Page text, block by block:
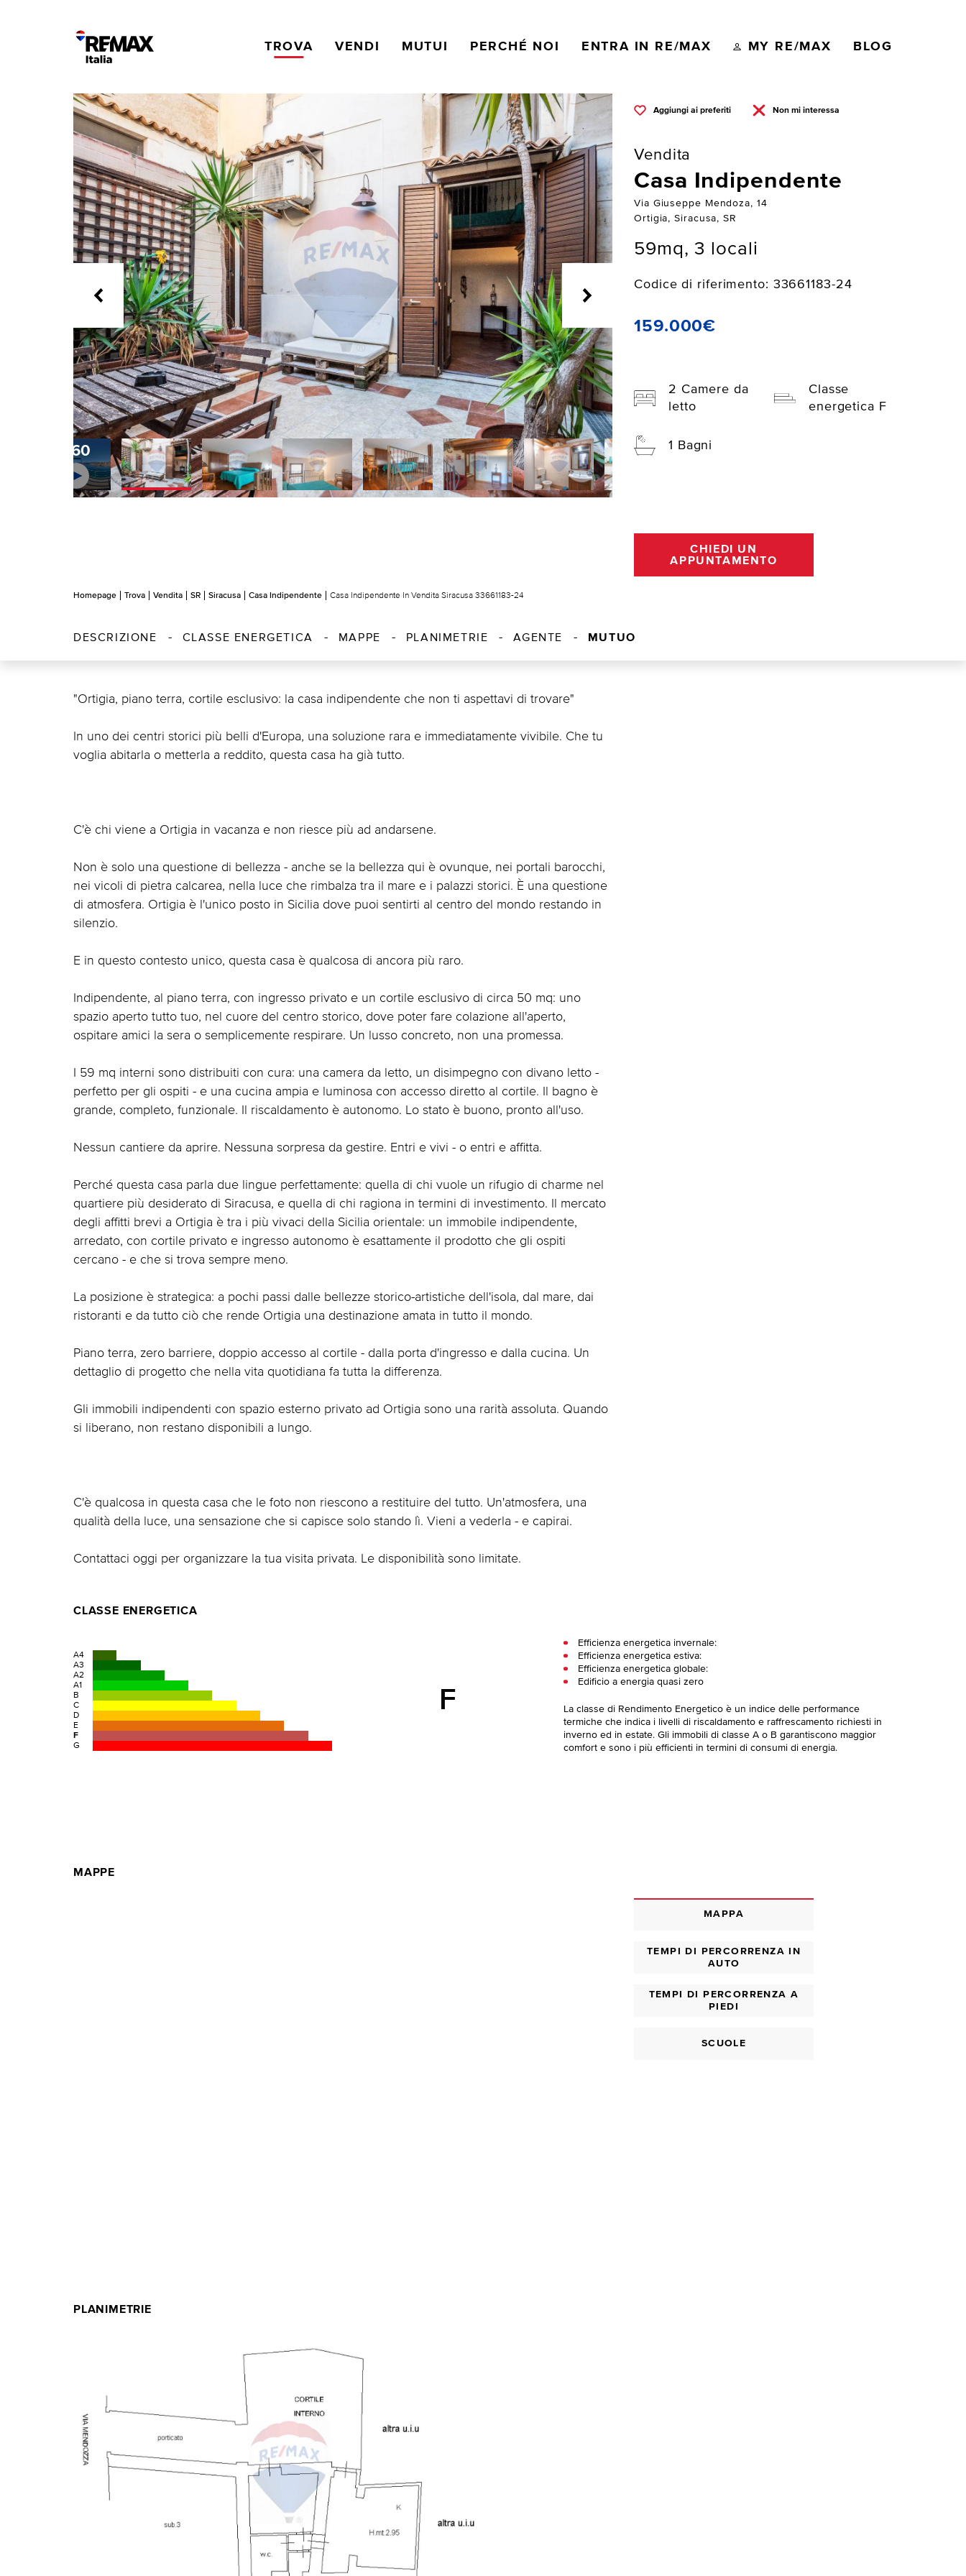
TROVA VENDI MUTUI PERCHÉ NOI ENTRA IN RE/MAX MY RE/MAX BLOG
360
Aggiungi ai preferiti Non mi interessa
Vendita
Casa Indipendente
Via Giuseppe Mendoza, 14
Ortigia, Siracusa, SR
59mq, 3 locali
Codice di riferimento: 33661183-24
159.000€
2 Camere da
letto
Classe
energetica F
1 Bagni
CHIEDI UN
APPUNTAMENTO
Homepage Trova Vendita SR Siracusa Casa Indipendente Casa Indipendente In Vendita Siracusa 33661183-24
DESCRIZIONE CLASSE ENERGETICA MAPPE PLANIMETRIE AGENTE MUTUO
"Ortigia, piano terra, cortile esclusivo: la casa indipendente che non ti aspettavi di trovare"
In uno dei centri storici più belli d'Europa, una soluzione rara e immediatamente vivibile. Che tu
voglia abitarla o metterla a reddito, questa casa ha già tutto.
C'è chi viene a Ortigia in vacanza e non riesce più ad andarsene.
Non è solo una questione di bellezza - anche se la bellezza qui è ovunque, nei portali barocchi,
nei vicoli di pietra calcarea, nella luce che rimbalza tra il mare e i palazzi storici. È una questione
di atmosfera. Ortigia è l'unico posto in Sicilia dove puoi sentirti al centro del mondo restando in
silenzio.
E in questo contesto unico, questa casa è qualcosa di ancora più raro.
Indipendente, al piano terra, con ingresso privato e un cortile esclusivo di circa 50 mq: uno
spazio aperto tutto tuo, nel cuore del centro storico, dove poter fare colazione all'aperto,
ospitare amici la sera o semplicemente respirare. Un lusso concreto, non una promessa.
I 59 mq interni sono distribuiti con cura: una camera da letto, un disimpegno con divano letto -
perfetto per gli ospiti - e una cucina ampia e luminosa con accesso diretto al cortile. Il bagno è
grande, completo, funzionale. Il riscaldamento è autonomo. Lo stato è buono, pronto all'uso.
Nessun cantiere da aprire. Nessuna sorpresa da gestire. Entri e vivi - o entri e affitta.
Perché questa casa parla due lingue perfettamente: quella di chi vuole un rifugio di charme nel
quartiere più desiderato di Siracusa, e quella di chi ragiona in termini di investimento. Il mercato
degli affitti brevi a Ortigia è tra i più vivaci della Sicilia orientale: un immobile indipendente,
arredato, con cortile privato e ingresso autonomo è esattamente il prodotto che gli ospiti
cercano - e che si trova sempre meno.
La posizione è strategica: a pochi passi dalle bellezze storico-artistiche dell'isola, dal mare, dai
ristoranti e da tutto ciò che rende Ortigia una destinazione amata in tutto il mondo.
Piano terra, zero barriere, doppio accesso al cortile - dalla porta d'ingresso e dalla cucina. Un
dettaglio di progetto che nella vita quotidiana fa tutta la differenza.
Gli immobili indipendenti con spazio esterno privato ad Ortigia sono una rarità assoluta. Quando
si liberano, non restano disponibili a lungo.
C'è qualcosa in questa casa che le foto non riescono a restituire del tutto. Un'atmosfera, una
qualità della luce, una sensazione che si capisce solo stando lì. Vieni a vederla - e capirai.
Contattaci oggi per organizzare la tua visita privata. Le disponibilità sono limitate.
CLASSE ENERGETICA
A4
A3
A2
A1
B
C
D
E
F
G
F
Efficienza energetica invernale:
Efficienza energetica estiva:
Efficienza energetica globale:
Edificio a energia quasi zero
La classe di Rendimento Energetico è un indice delle performance
termiche che indica i livelli di riscaldamento e raffrescamento richiesti in
inverno ed in estate. Gli immobili di classe A o B garantiscono maggior
comfort e sono i più efficienti in termini di consumi di energia.
MAPPE
MAPPA
TEMPI DI PERCORRENZA IN
AUTO
TEMPI DI PERCORRENZA A
PIEDI
SCUOLE
PLANIMETRIE